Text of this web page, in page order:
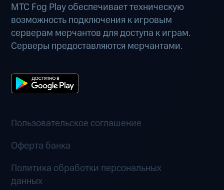
МТС Fog Play обеспечивает техническую
возможность подключения к игровым
серверам мерчантов для доступа к играм.
Серверы предоставляются мерчантами.
Пользовательское соглашение
Оферта банка
Политика обработки персональных
данных